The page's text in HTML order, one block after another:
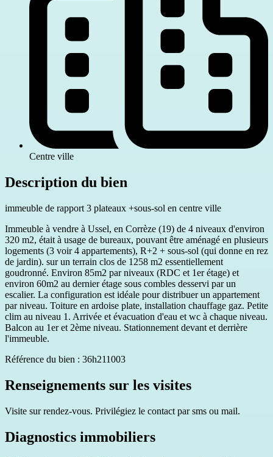
Centre ville
Description du bien
immeuble de rapport 3 plateaux +sous-sol en centre ville
Immeuble à vendre à Ussel, en Corrèze (19) de 4 niveaux d'environ
320 m2, était à usage de bureaux, pouvant être aménagé en plusieurs
logements (3 voir 4 appartements), R+2 + sous-sol (qui donne en rez
de jardin). sur un terrain clos de 1258 m2 essentiellement
goudronné. Environ 85m2 par niveaux (RDC et 1er étage) et
environ 60m2 au dernier étage sous combles desservi par un
escalier. La configuration est idéale pour distribuer un appartement
par niveau. Toiture en ardoise plate, installation chauffage gaz. Petite
clim au niveau 1. Arrivée et évacuation d'eau et wc à chaque niveau.
Balcon au 1er et 2ème niveau. Stationnement devant et derrière
l'immeuble.
Référence du bien : 36h211003
Renseignements sur les visites
Visite sur rendez-vous. Privilégiez le contact par sms ou mail.
Diagnostics immobiliers